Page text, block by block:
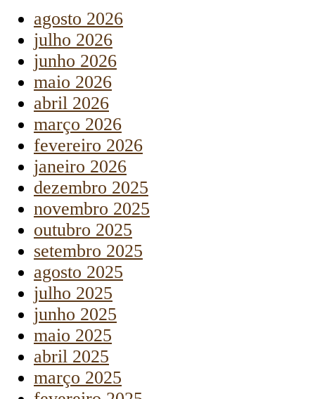
agosto 2026
julho 2026
junho 2026
maio 2026
abril 2026
março 2026
fevereiro 2026
janeiro 2026
dezembro 2025
novembro 2025
outubro 2025
setembro 2025
agosto 2025
julho 2025
junho 2025
maio 2025
abril 2025
março 2025